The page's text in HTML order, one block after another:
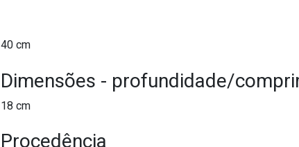
40 cm
Dimensões - profundidade/
18 cm
Procedência